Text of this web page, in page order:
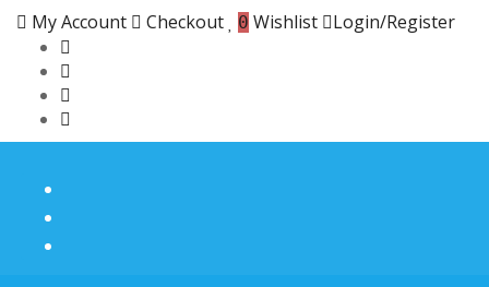
My Account
Checkout 0 Wishlist Login/Register